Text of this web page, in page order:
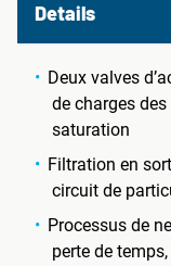
Details
Deux valves
de charges
saturation
Filtration en
circuit de
Processus de
perte de